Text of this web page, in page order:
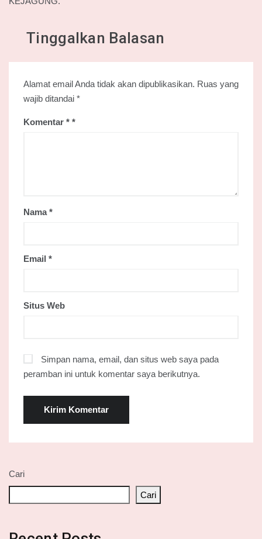
Tinggalkan Balasan
Alamat email Anda tidak akan dipublikasikan. Ruas yang
wajib ditandai *
Komentar *
Nama*
Email *
Situs Web
Simpan nama, email, dan situs web saya pada
peramban ini untuk komentar saya berikutnya.
Cari
Cari